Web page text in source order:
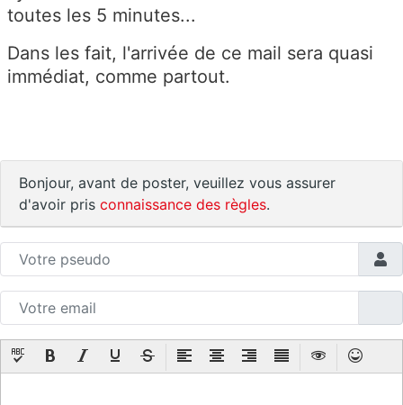
toutes les 5 minutes...
Dans les fait, l'arrivée de ce mail sera quasi
immédiat, comme partout.
Bonjour, avant de poster, veuillez vous assurer
d'avoir pris connaissance des règles.